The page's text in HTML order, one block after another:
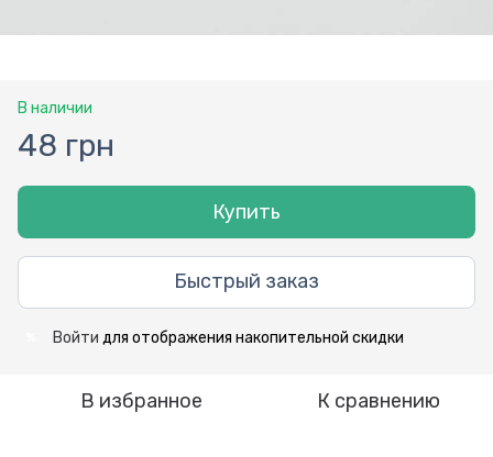
В наличии
48 грн
Купить
Быстрый заказ
Войти для отображения накопительной скидки
В избранное К сравнению